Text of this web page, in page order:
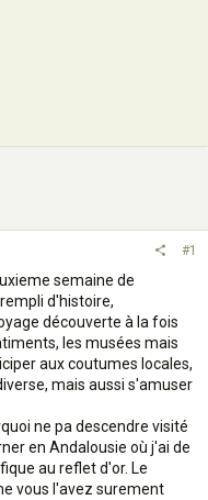
#1
semaine de
d'histoire,
découverte à la fois
les musées mais
aux coutumes locales,
mais aussi s'amuser
ne pa descendre visité
en Andalousie où j'ai de
au reflet d'or. Le
vous l'avez surement